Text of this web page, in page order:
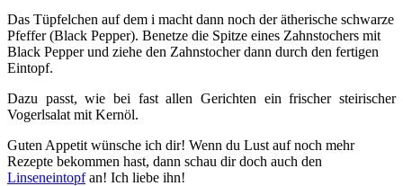
Das Tüpfelchen auf dem i macht dann noch der ätherische schwarze
Pfeffer (Black Pepper). Benetze die Spitze eines Zahnstochers mit
Black Pepper und ziehe den Zahnstocher dann durch den fertigen
Eintopf.
Dazu passt, wie bei fast allen Gerichten ein frischer steirischer
Vogerlsalat mit Kernöl.
Guten Appetit wünsche ich dir! Wenn du Lust auf noch mehr
Rezepte bekommen hast, dann schau dir doch auch den
Linseneintopfan! Ich liebe ihn!